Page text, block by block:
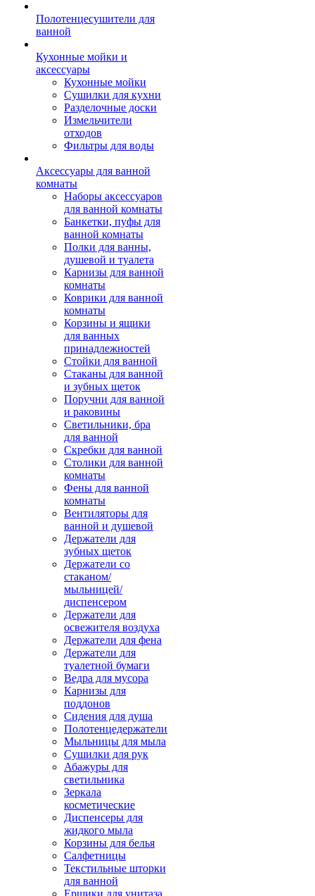
Полотенцесушители для
ванной
Кухонные мойки и
аксессуары
Кухонные мойки
Сушилки для кухни
Разделочные доски
Измельчители
отходов
Фильтры для воды
Аксессуары для ванной
комнаты
Наборы аксессуаров
для ванной комнаты
Банкетки, пуфы для
ванной комнаты
Полки для ванны,
душевой и туалета
Карнизы для ванной
комнаты
Коврики для ванной
комнаты
Корзины и ящики
для ванных
принадлежностей
Стойки для ванной
Стаканы для ванной
и зубных щеток
Поручни для ванной
и раковины
Светильники, бра
для ванной
Скребки для ванной
Столики для ванной
комнаты
Фены для ванной
комнаты
Вентиляторы для
ванной и душевой
Держатели для
зубных щеток
Держатели со
стаканом/
мыльницей/
диспенсером
Держатели для
освежителя воздуха
Держатели для фена
Держатели для
туалетной бумаги
Ведра для мусора
Карнизы для
поддонов
Сидения для душа
Полотенцедержатели
Мыльницы для мыла
Сушилки для рук
Абажуры для
светильника
Зеркала
косметические
Диспенсеры для
жидкого мыла
Корзины для белья
Салфетницы
Текстильные шторки
для ванной
Ершики для унитаза